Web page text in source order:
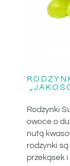
Rodzynki
owoce o
nutą
rodzynki
przekąsek